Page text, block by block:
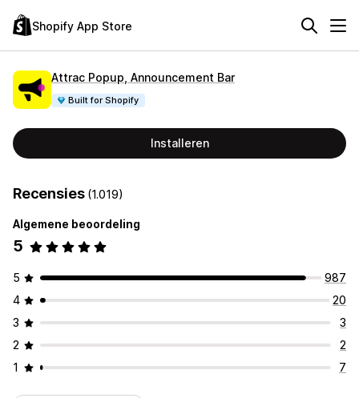
Shopify App Store
Attrac Popup, Announcement Bar
Built for Shopify
Installeren
Recensies (1.019)
Algemene beoordeling
5
5
987
4
20
3
3
2
2
1
7